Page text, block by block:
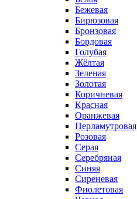
Бежевая
Бирюзовая
Бронзовая
Бордовая
Голубая
Жёлтая
Зеленая
Золотая
Коричневая
Красная
Оранжевая
Перламутровая
Розовая
Серая
Серебряная
Синяя
Сиреневая
Фиолетовая